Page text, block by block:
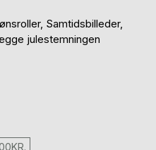
Samtidsbilleder,
julestemningen